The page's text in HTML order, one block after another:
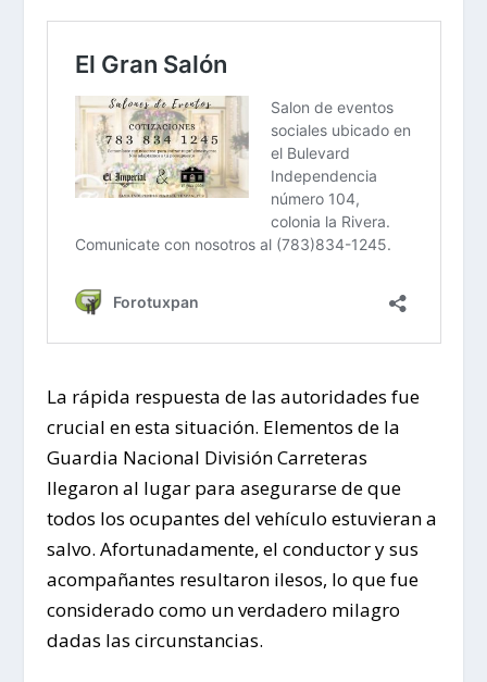
La rápida respuesta de las autoridades fue
crucial en esta situación. Elementos de la
Guardia Nacional División Carreteras
llegaron al lugar para asegurarse de que
todos los ocupantes del vehículo estuvieran a
salvo. Afortunadamente, el conductor y sus
acompañantes resultaron ilesos, lo que fue
considerado como un verdadero milagro
dadas las circunstancias.